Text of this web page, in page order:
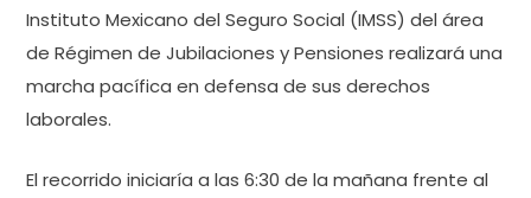
Instituto Mexicano del Seguro Social (IMSS) del área
de Régimen de Jubilaciones y Pensiones realizará una
marcha pacífica en defensa de sus derechos
laborales.
El recorrido iniciaría a las 6:30 de la mañana frente al